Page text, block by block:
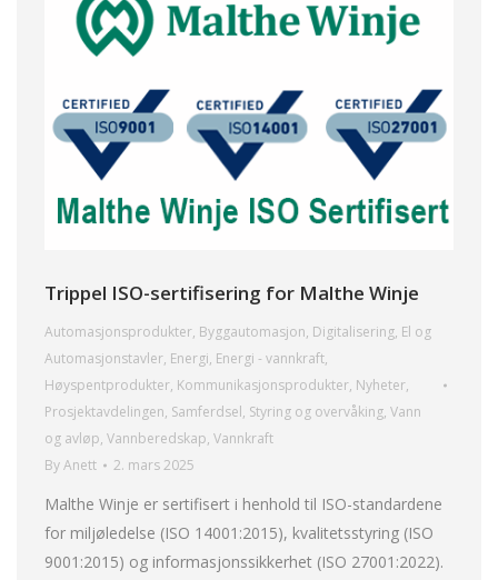
Trippel ISO-sertifisering for Malthe Winje
Automasjonsprodukter, Byggautomasjon, Digitalisering, El og
Automasjonstavler, Energi, Energi - vannkraft,
Høyspentprodukter, Kommunikasjonsprodukter, Nyheter,
Prosjektavdelingen, Samferdsel, Styring og overvåking, Vann
og avløp, Vannberedskap, Vannkraft
ByAnett 2. mars 2025
Malthe Winje er sertifisert i henhold til ISO-standardene
for miljøledelse (ISO 14001:2015), kvalitetsstyring (ISO
9001:2015) og informasjonssikkerhet (ISO 27001:2022).